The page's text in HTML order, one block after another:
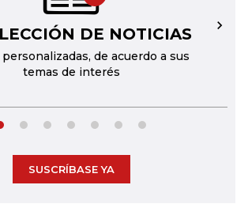
DE NOTICIAS
de acuerdo a sus
temas de interés
→
SUSCRÍBASE YA